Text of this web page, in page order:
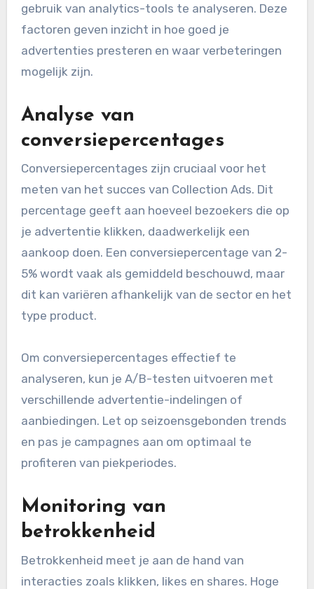
gebruik van analytics-tools te analyseren. Deze
factoren geven inzicht in hoe goed je
advertenties presteren en waar verbeteringen
mogelijk zijn.
Analyse van
conversiepercentages
Conversiepercentages zijn cruciaal voor het
meten van het succes van Collection Ads. Dit
percentage geeft aan hoeveel bezoekers die op
je advertentie klikken, daadwerkelijk een
aankoop doen. Een conversiepercentage van 2-
5% wordt vaak als gemiddeld beschouwd, maar
dit kan variëren afhankelijk van de sector en het
type product.
Om conversiepercentages effectief te
analyseren, kun je A/B-testen uitvoeren met
verschillende advertentie-indelingen of
aanbiedingen. Let op seizoensgebonden trends
en pas je campagnes aan om optimaal te
profiteren van piekperiodes.
Monitoring van
betrokkenheid
Betrokkenheid meet je aan de hand van
interacties zoals klikken, likes en shares. Hoge